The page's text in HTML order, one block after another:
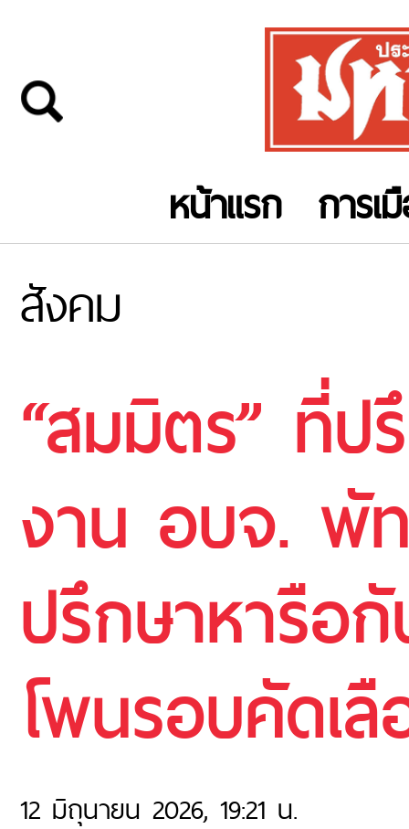
หน้าแรก การเ
สังคม
“สมมิตร​” ที่
งาน อบจ. พั
ปรึกษาหารือ
โพนรอบคัดเ
12 มิถุนายน 2026, 19:21 น.